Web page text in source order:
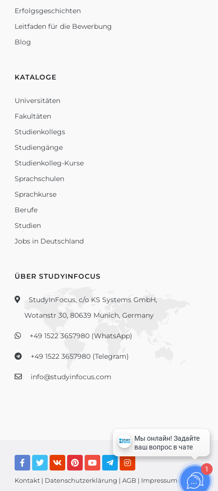
Erfolgsgeschichten
Leitfaden für die Bewerbung
Blog
KATALOGE
Universitäten
Fakultäten
Studienkollegs
Studiengänge
Studienkolleg-Kurse
Sprachschulen
Sprachkurse
Berufe
Studien
Jobs in Deutschland
ÜBER STUDYINFOCUS
StudyInFocus, c/o KS Systems GmbH,
Wotanstr 30, 80639 Munich, Germany
+49 1522 3657980 (WhatsApp)
+49 1522 3657980 (Telegram)
info@studyinfocus.com
Kontakt | Datenschutzerklärung | AGB | Impressum
1